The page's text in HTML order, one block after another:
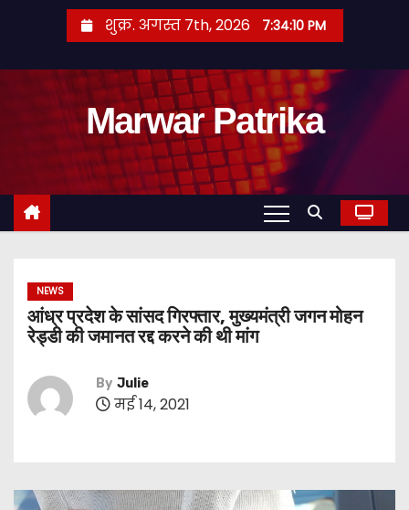
o
शुक्र. अगस्त 7th, 2026 7:34:11 PM
Marwar Patrika
NEWS
आंध्र प्रदेश के सांसद गिरफ्तार, मुख्यमंत्री जगन मोहन
रेड्डी की जमानत रद्द करने की थी मांग
By Julie
मई 14, 2021